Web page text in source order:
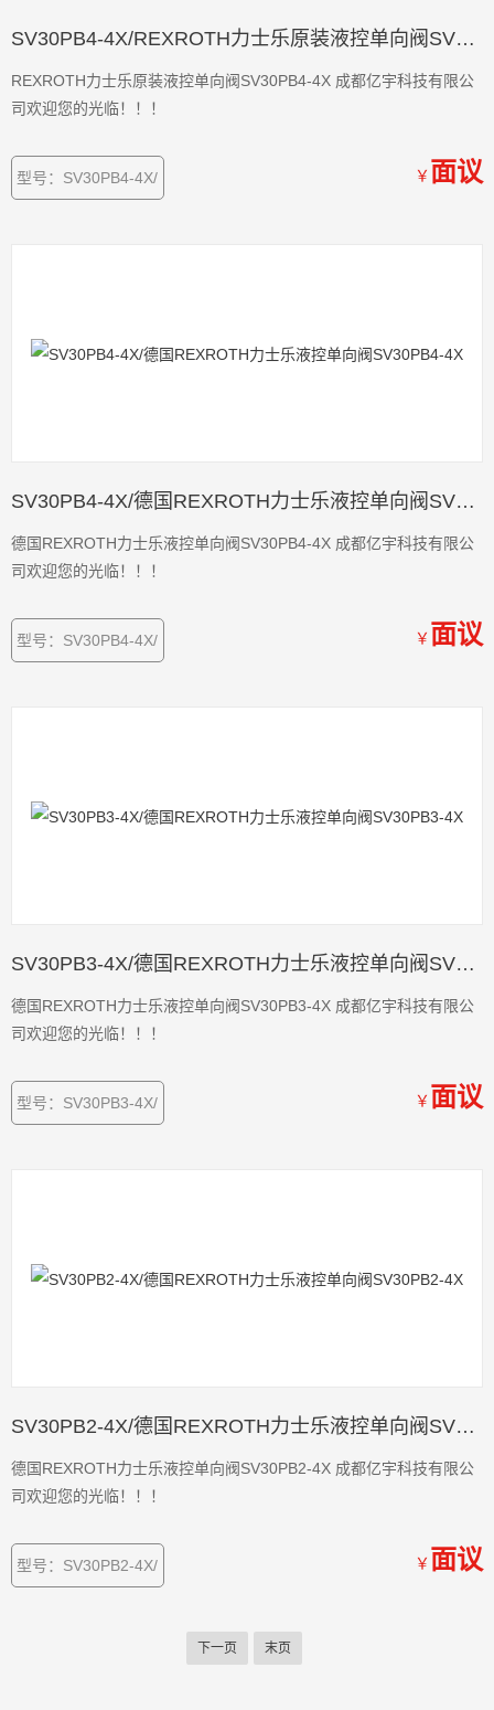
SV30PB4-4X/REXROTH力士乐原装液控单向阀SV30PB4-4X
REXROTH力士乐原装液控单向阀SV30PB4-4X 成都亿宇科技有限公
司欢迎您的光临！！！
型号：SV30PB4-4X/ ￥ 面议
SV30PB4-4X/德国REXROTH力士乐液控单向阀SV30PB4-4X
德国REXROTH力士乐液控单向阀SV30PB4-4X 成都亿宇科技有限公
司欢迎您的光临！！！
型号：SV30PB4-4X/ ￥ 面议
SV30PB3-4X/德国REXROTH力士乐液控单向阀SV30PB3-4X
德国REXROTH力士乐液控单向阀SV30PB3-4X 成都亿宇科技有限公
司欢迎您的光临！！！
型号：SV30PB3-4X/ ￥ 面议
SV30PB2-4X/德国REXROTH力士乐液控单向阀SV30PB2-4X
德国REXROTH力士乐液控单向阀SV30PB2-4X 成都亿宇科技有限公
司欢迎您的光临！！！
型号：SV30PB2-4X/ ￥ 面议
下一页 末页